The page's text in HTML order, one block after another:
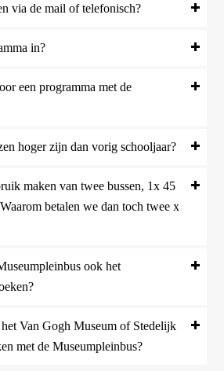
via de mail of telefonisch?
in?
een programma met de
hoger zijn dan vorig schooljaar?
maken van twee bussen, 1x 45
betalen we dan toch twee x
ook het
Van Gogh Museum of Stedelijk
met de Museumpleinbus?